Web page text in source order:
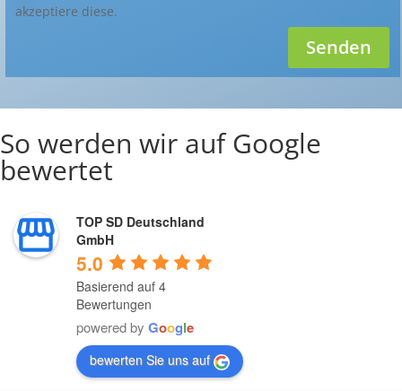
akzeptiere diese.
Senden
So werden wir auf Google
bewertet
TOP SD Deutschland
GmbH
5.0
Basierend auf 4
Bewertungen
powered by Google
bewerten Sie uns auf